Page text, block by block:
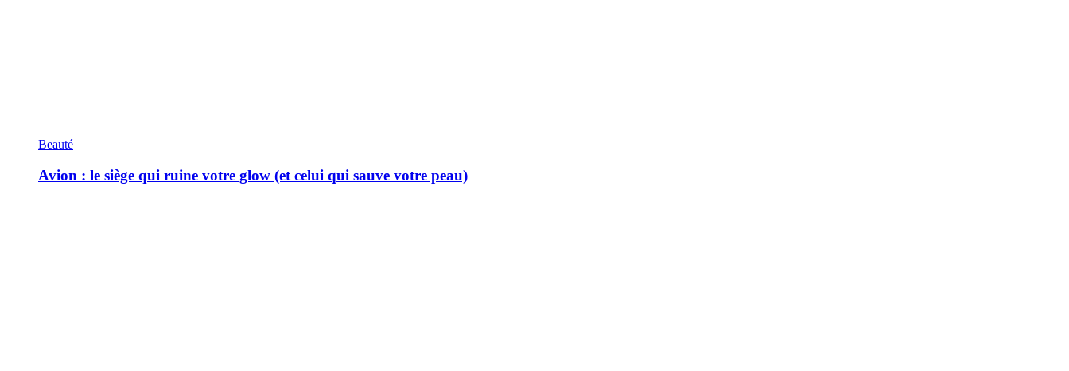
Beauté
Avion : le siège qui ruine votre glow (et celui qui sauve votre peau)